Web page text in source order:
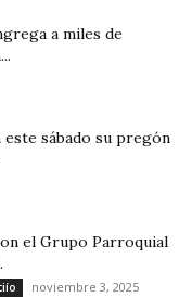
a miles de
sábado su pregón
el Grupo Parroquial
noviembre 3, 2025